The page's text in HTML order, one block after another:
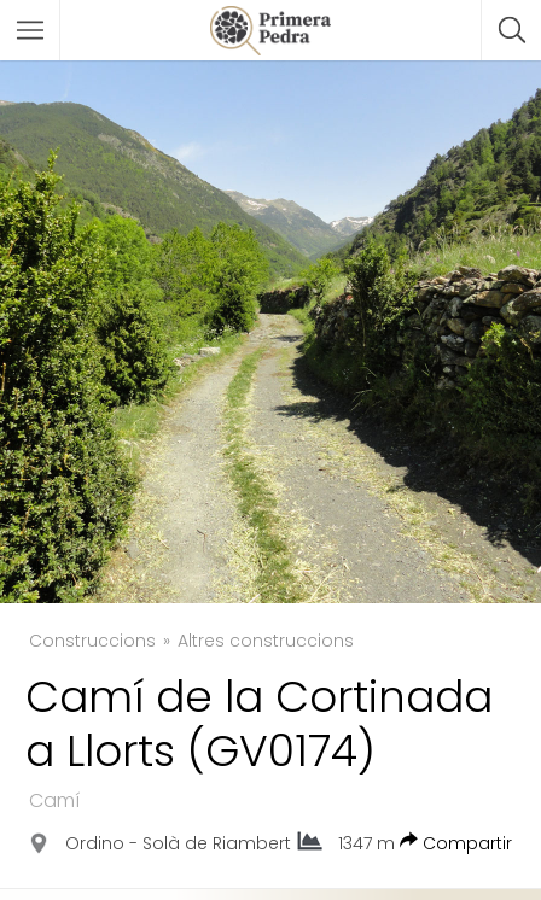
Construccions Altres construccions
Camí de la Cortinada
a Llorts (GV0174)
Camí
Ordino - Solà de Riambert 1347 m Compartir
FACEBOOK